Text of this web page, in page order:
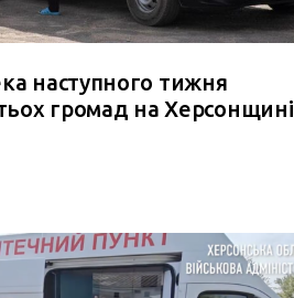
наступного тижня
громад на Херсонщині